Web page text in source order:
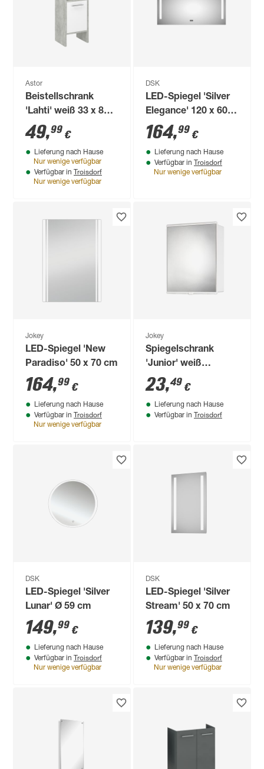
Astor
Beistellschrank
'Lahti' weiß 33 x 82 x
28 cm
49,99 €
Lieferung nach Hause
Nur wenige verfügbar
Verfügbar in Troisdorf
Nur wenige verfügbar
DSK
LED-Spiegel 'Silver
Elegance' 120 x 60
cm
164,99 €
Lieferung nach Hause
Verfügbar in Troisdorf
Nur wenige verfügbar
Jokey
LED-Spiegel 'New
Paradiso' 50 x 70 cm
164,99 €
Lieferung nach Hause
Verfügbar in Troisdorf
Nur wenige verfügbar
Jokey
Spiegelschrank
'Junior' weiß
Hochglanz 32 x 40 x
14 cm
23,49 €
Lieferung nach Hause
Verfügbar in Troisdorf
DSK
LED-Spiegel 'Silver
Lunar' Ø 59 cm
149,99 €
Lieferung nach Hause
Verfügbar in Troisdorf
Nur wenige verfügbar
DSK
LED-Spiegel 'Silver
Stream' 50 x 70 cm
139,99 €
Lieferung nach Hause
Verfügbar in Troisdorf
Nur wenige verfügbar